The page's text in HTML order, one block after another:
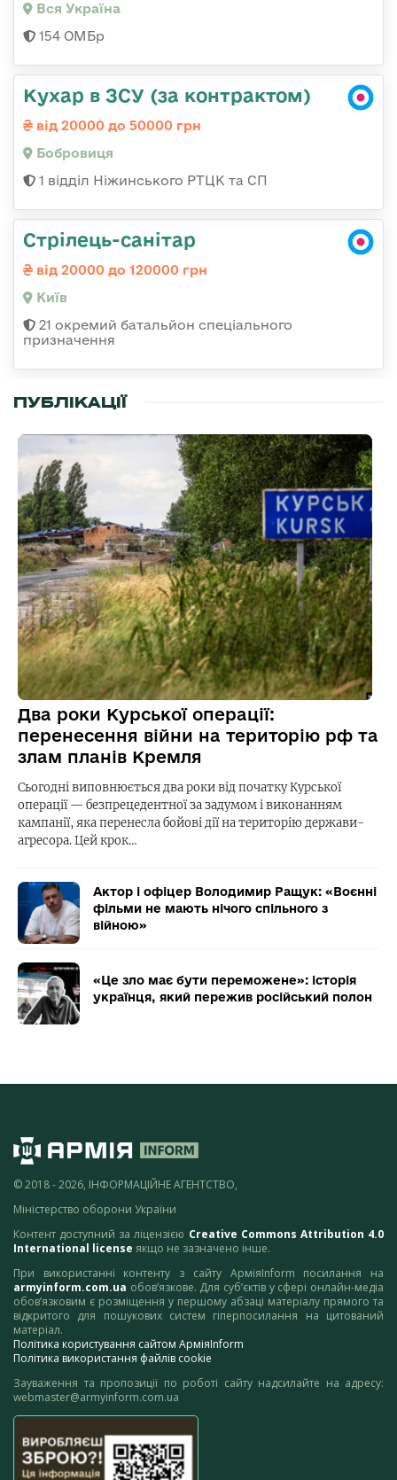
Вся Україна
154 ОМБр
Кухар в ЗСУ (за контрактом)
від 20000 до 50000 грн
Бобровиця
1 відділ Ніжинського РТЦК та СП
Стрілець-санітар
від 20000 до 120000 грн
Київ
21 окремий батальйон спеціального
призначення
ПУБЛІКАЦІЇ
Два роки Курської операції:
перенесення війни на територію рф та
злам планів Кремля
Сьогодні виповнюється два роки від початку Курської
операції — безпрецедентної за задумом і виконанням
кампанії, яка перенесла бойові дії на територію держави-
агресора. Цей крок…
Актор і офіцер Володимир Ращук: «Воєнні
фільми не мають нічого спільного з
війною»
«Це зло має бути переможене»: історія
українця, який пережив російський полон
© 2018 - 2026, ІНФОРМАЦІЙНЕ АГЕНТСТВО,
Міністерство оборони України
Контент доступний за ліцензією Creative Commons Attribution 4.0
International license якщо не зазначено інше.
При використанні контенту з сайту АрміяInform посилання на
armyinform.com.ua обов’язкове. Для суб’єктів у сфері онлайн-медіа
обов’язковим є розміщення у першому абзаці матеріалу прямого та
відкритого для пошукових систем гіперпосилання на цитований
матеріал.
Політика користування сайтом АрміяInform
Політика використання файлів cookie
Зауваження та пропозиції по роботі сайту надсилайте на адресу:
webmaster@armyinform.com.ua